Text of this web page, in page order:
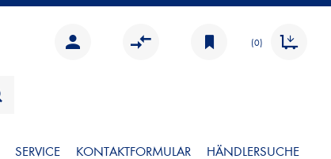
(0)
SERVICE KONTAKTFORMULAR HÄNDLERSUCHE